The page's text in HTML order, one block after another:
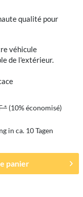
qualité pour
véhicule
de l'extérieur.
* (10% économisé)
in ca. 10 Tagen
panier